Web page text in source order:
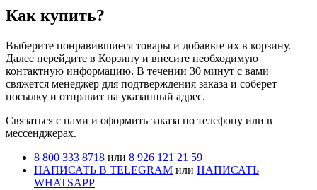
Как купить?
Выберите понравившиеся товары и добавьте их в корзину.
Далее перейдите в Корзину и внесите необходимую
контактную информацию. В течении 30 минут с вами
свяжется менеджер для подтверждения заказа и соберет
посылку и отправит на указанный адрес.
Cвязаться с нами и оформить заказа по телефону или в
мессенджерах.
8 800 333 8718 или 8 926 121 21 59
НАПИСАТЬ В TELEGRAM или НАПИСАТЬ
WHATSAPP